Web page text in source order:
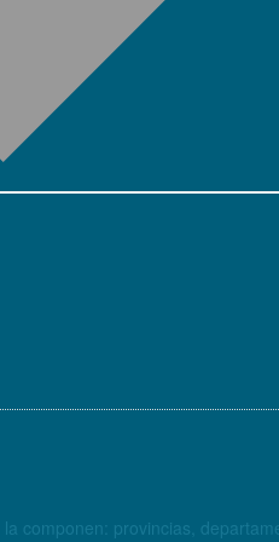
provincias,